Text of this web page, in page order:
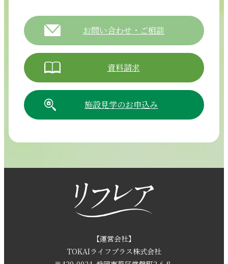
054-265-5811
【電話受付時間】8:30～17:30（月曜～土曜）
採用情報
お問い合わせ
お問い合わせ・ご相談
資料請求
施設見学のお申込み
【運営会社】
TOKAIライフプラス株式会社